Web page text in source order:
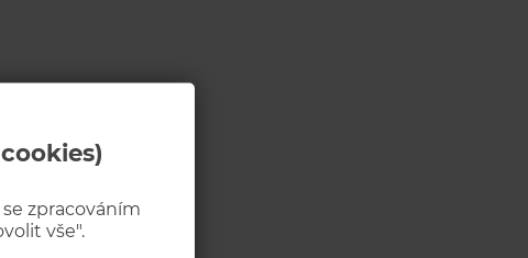
zpracováním
vše".